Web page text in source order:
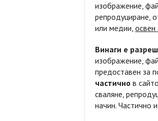
изображение,
репродуциране,
или медии,
Винаги е
изображение,
предоставен за
частично в
сваляне,
начин. Частично